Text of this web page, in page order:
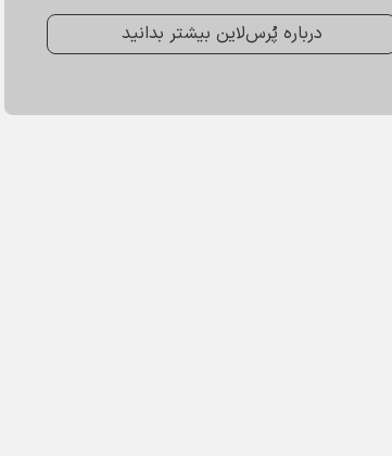
درباره پُرس‌لاین بیشتر بدانید